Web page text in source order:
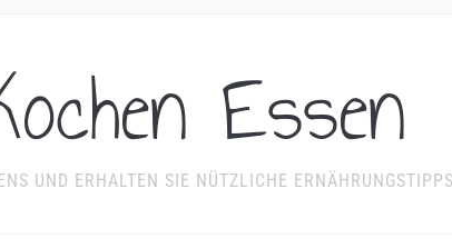
Essen
UND ERHALTEN SIE NÜTZLICHE